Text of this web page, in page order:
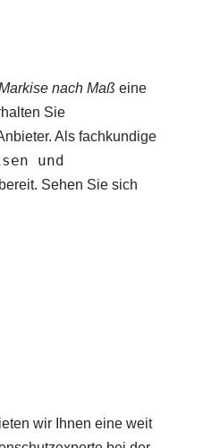
nach Maß eine
Sie
Als fachkundige
und
Sehen Sie sich
wir Ihnen eine weit